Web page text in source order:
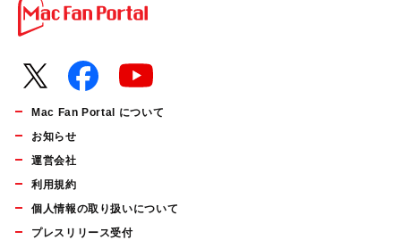
Mac Fan Portal について
お知らせ
運営会社
利用規約
個人情報の取り扱いについて
プレスリリース受付